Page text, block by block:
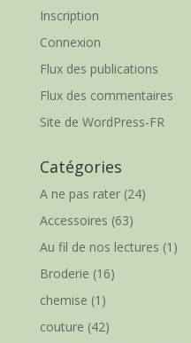
Inscription
Connexion
Flux des publications
Flux des commentaires
Site de WordPress-FR
Catégories
A ne pas rater(24)
Accessoires (63)
Au fil de nos lectures (1)
Broderie (16)
chemise (1)
couture (42)